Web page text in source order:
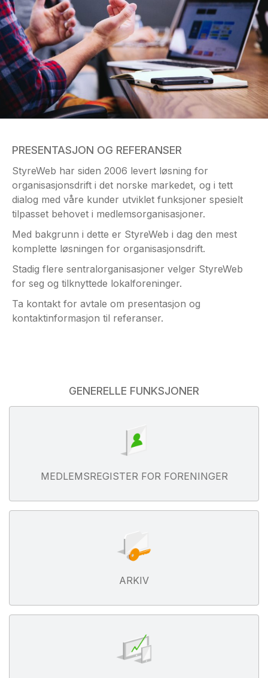
PRESENTASJON OG REFERANSER
StyreWeb har siden 2006 levert løsning for
organisasjonsdrift i det norske markedet, og i tett
dialog med våre kunder utviklet funksjoner spesielt
tilpasset behovet i medlemsorganisasjoner.
Med bakgrunn i dette er StyreWeb i dag den mest
komplette løsningen for organisasjonsdrift.
Stadig flere sentralorganisasjoner velger StyreWeb
for seg og tilknyttede lokalforeninger.
Ta kontakt for avtale om presentasjon og
kontaktinformasjon til referanser.
GENERELLE FUNKSJONER
MEDLEMSREGISTER FOR FORENINGER
ARKIV